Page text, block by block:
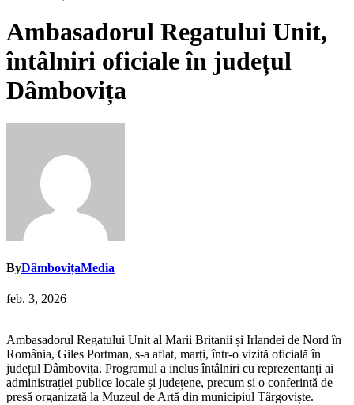
Ambasadorul Regatului Unit,
întâlniri oficiale în județul
Dâmbovița
ByDâmbovițaMedia
feb. 3, 2026
Ambasadorul Regatului Unit al Marii Britanii și Irlandei de Nord în
România, Giles Portman, s-a aflat, marți, într-o vizită oficială în
județul Dâmbovița. Programul a inclus întâlniri cu reprezentanți ai
administrației publice locale și județene, precum și o conferință de
presă organizată la Muzeul de Artă din municipiul Târgoviște.